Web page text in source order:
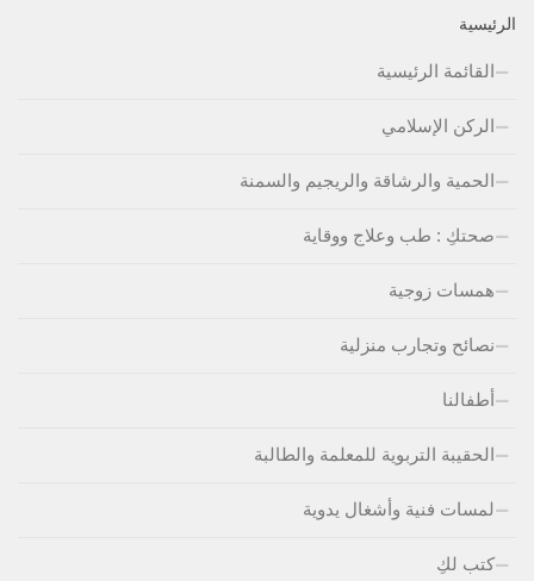
الرئيسية
القائمة الرئيسية
الركن الإسلامي
الحمية والرشاقة والريجيم والسمنة
صحتكِ : طب وعلاج ووقاية
همسات زوجية
نصائح وتجارب منزلية
أطفالنا
الحقيبة التربوية للمعلمة والطالبة
لمسات فنية وأشغال يدوية
كتب لكِ